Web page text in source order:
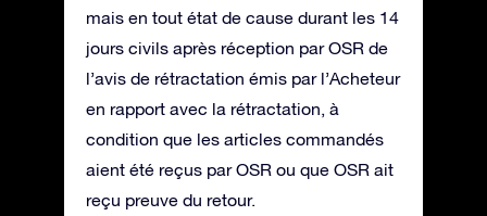
mais en tout état de cause durant les 14
jours civils après réception par OSR de
l’avis de rétractation émis par l’Acheteur
en rapport avec la rétractation, à
condition que les articles commandés
aient été reçus par OSR ou que OSR ait
reçu preuve du retour.